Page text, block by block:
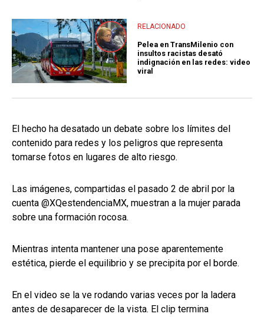
RELACIONADO
Pelea en TransMilenio con
insultos racistas desató
indignación en las redes: video
viral
El hecho ha desatado un debate sobre los límites del
contenido para redes y los peligros que representa
tomarse fotos en lugares de alto riesgo.
Las imágenes, compartidas el pasado 2 de abril por la
cuenta @XQestendenciaMX, muestran a la mujer parada
sobre una formación rocosa.
Mientras intenta mantener una pose aparentemente
estética, pierde el equilibrio y se precipita por el borde.
En el video se la ve rodando varias veces por la ladera
antes de desaparecer de la vista. El clip termina